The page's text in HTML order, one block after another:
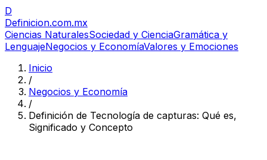
D
Definicion.com.mx
Ciencias NaturalesSociedad y CienciaGramática y
LenguajeNegocios y EconomíaValores y Emociones
Inicio
/
Negocios y Economía
/
Definición de Tecnología de capturas: Qué es,
Significado y Concepto